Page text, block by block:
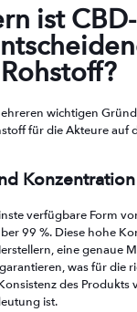
ist
Rohstoff?
wichtigen
für die Akteure auf
verfügbare Form
99 %. Diese hohe
eine genaue
was für die
des Produkts
ist.